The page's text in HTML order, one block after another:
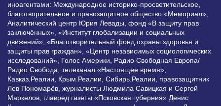
иноагентами: Международное историко-просветительское,
благотворительное и правозащитное общество «Мемориал»,
Аналитический центр Юрия Левады, фонд «В защиту прав
заключённых», «Институт глобализации и социальных
движений», «Благотворительный фонд охраны здоровья и
защиты прав граждан», «Центр независимых социологических
исследований», Голос Америки, Радио Свободная Европа/
Радио Свобода, телеканал «Настоящее время»,
Кавказ.Реалии, Крым.Реалии, Сибирь.Реалии, правозащитник
Лев Пономарёв, журналисты Людмила Савицкая и Сергей
Маркелов, главред газеты «Псковская губерния» Денис